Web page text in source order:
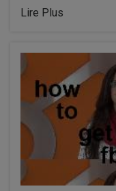
Lire Plus